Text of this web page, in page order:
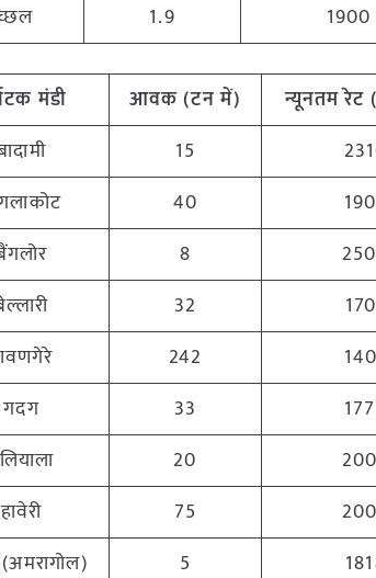
1.9 1900
मंडी आवक (टनमें) न्यूनतमरेट
15
40
8
32
242
गदग
33
20
हावेरी
75
5